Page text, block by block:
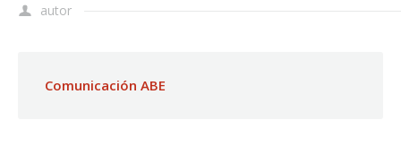
autor
Comunicación ABE